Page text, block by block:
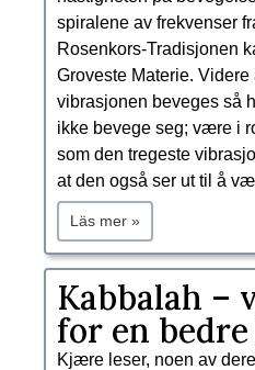
spiralene av frekvenser
Rosenkors-Tradisjonen
Groveste Materie.
vibrasjonen beveges så
ikke bevege seg; være i
som den tregeste
at den også ser ut til å
Läs mer »
​Kabbalah –
for en
Kjære leser, noen av